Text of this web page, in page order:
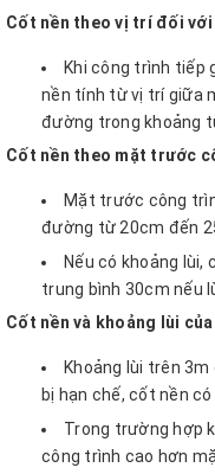
Cốt nền theo vị trí đối
Khi công trình tiếp
nền tính từ vị trí giữa
đường trong khoảng
Cốt nền theo mặt trước
Mặt trước công
đường từ 20cm đến
Nếu có khoảng
trung bình 30cm nếu
Cốt nền và khoảng lùi
Khoảng lùi trên
bị hạn chế, cốt nền
Trong trường hợp
công trình cao hơn